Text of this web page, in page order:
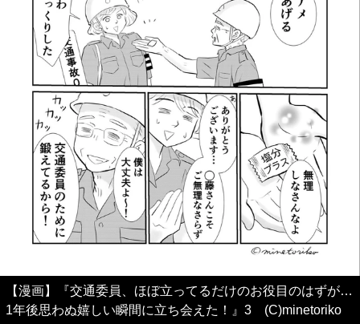
【漫画】『交通委員、ほぼ立ってるだけのお役目のはずが…
1年後思わぬ嬉しい瞬間に立ち会えた！』3 (C)minetoriko